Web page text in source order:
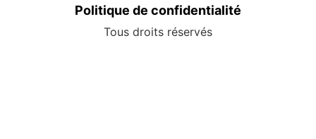
Politique de confidentialité
Tous droits réservés